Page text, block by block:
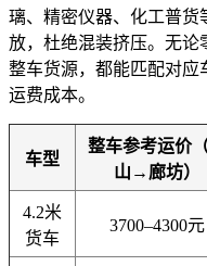
璃、精密仪器、化工普货
放，杜绝混装挤压。无论
整车货源，都能匹配对应
运费成本。
车型
整车参考运价
山→廊坊）
4.2米
货车
3700–4300元